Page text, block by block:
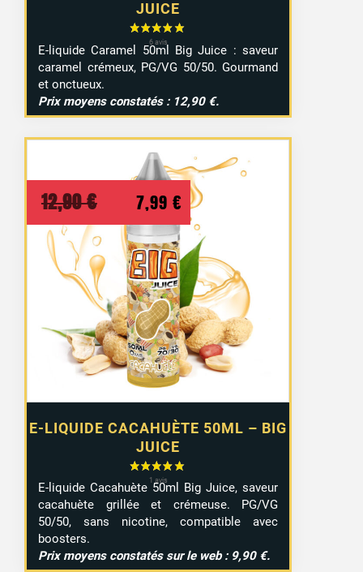
JUICE
E-liquide Caramel 50ml Big Juice : saveur
caramel crémeux, PG/VG 50/50. Gourmand
et onctueux.
Prix moyens constatés : 12,90 €.
E-LIQUIDE CACAHUÈTE 50ML – BIG
JUICE
12,90€
Le
prix
initial
était :
12,90 €.
7,99 € Le
prix
actuel
est :
7,99 €.
E-liquide Cacahuète 50ml Big Juice, saveur
cacahuète grillée et crémeuse. PG/VG
50/50, sans nicotine, compatible avec
boosters.
Prix moyens constatés sur le web : 9,90 €.